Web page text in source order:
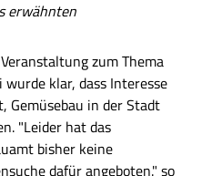
erwähnten
zum Thema
klar, dass Interesse
Gemüsebau in der Stadt
"Leider hat das
bisher keine
dafür angeboten." so